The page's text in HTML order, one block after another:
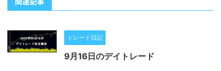
トレード日記
9月16日のデイトレード